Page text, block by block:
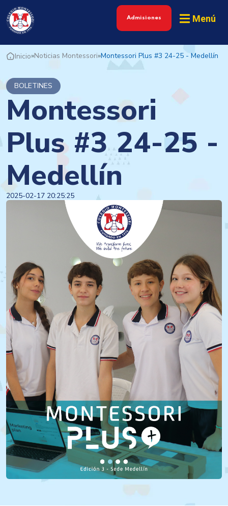
Admisiones Menú
Inicio»Noticias Montessori»Montessori Plus #3 24-25 - Medellín
BOLETINES
Montessori
Plus #3 24-25 -
Medellín
2025-02-17 20:25:25